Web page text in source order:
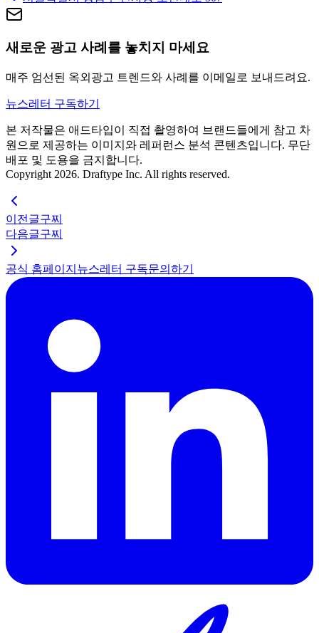
새로운 광고 사례를 놓치지 마세요
매주 엄선된 옥외광고 트렌드와 사례를 이메일로 보내드려요.
뉴스레터 구독하기
본 저작물은 애드타입이 직접 촬영하여 브랜드들에게 참고 차
원으로 제공하는 이미지와 레퍼런스 분석 콘텐츠입니다. 무단
배포 및 도용을 금지합니다.
Copyright 2026. Draftype Inc. All rights reserved.
이전글구찌
다음글구찌
공식 홈페이지 뉴스레터 구독문의하기